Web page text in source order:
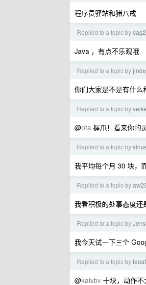
程序员驿站和猪八戒
Replied to a topic by
Java ，有点不乐观哦
Replied to a topic by
你们大家是不是有什
Replied to a topic byveike
@ota 握爪！看来你的
Replied to a topic by
我平均每个月 30 块，
Replied to a topic by
我看积极的处事态度
Replied to a topic by
我今天试一下三个
Replied to a topic by
@kaivbv 十块，动作